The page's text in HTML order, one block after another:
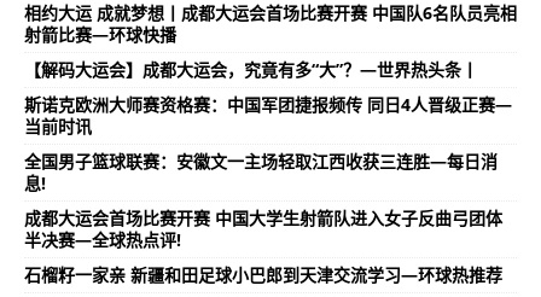
相约大运 成就梦想丨成都大运会首场比赛开赛 中国队6名队员亮相
射箭比赛—环球快播
【解码大运会】成都大运会，究竟有多“大”？—世界热头条丨
斯诺克欧洲大师赛资格赛：中国军团捷报频传 同日4人晋级正赛—
当前时讯
全国男子篮球联赛：安徽文一主场轻取江西收获三连胜—每日消
息!
成都大运会首场比赛开赛 中国大学生射箭队进入女子反曲弓团体
半决赛—全球热点评!
石榴籽一家亲 新疆和田足球小巴郎到天津交流学习—环球热推荐